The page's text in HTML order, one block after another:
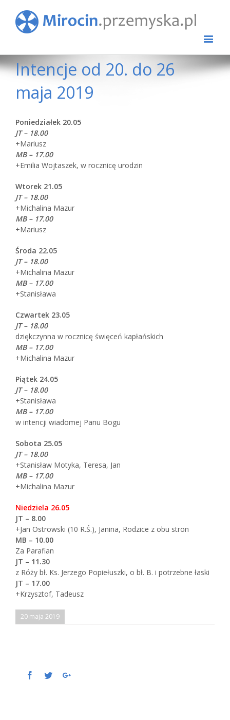
Intencje od 20. do 26
maja 2019
Poniedziałek 20.05
JT – 18.00
+Mariusz
MB – 17.00
+Emilia Wojtaszek, w rocznicę urodzin
Wtorek 21.05
JT – 18.00
+Michalina Mazur
MB – 17.00
+Mariusz
Środa 22.05
JT – 18.00
+Michalina Mazur
MB – 17.00
+Stanisława
Czwartek 23.05
JT – 18.00
dziękczynna w rocznicę święceń kapłańskich
MB – 17.00
+Michalina Mazur
Piątek 24.05
JT – 18.00
+Stanisława
MB – 17.00
w intencji wiadomej Panu Bogu
Sobota 25.05
JT – 18.00
+Stanisław Motyka, Teresa, Jan
MB – 17.00
+Michalina Mazur
Niedziela 26.05
JT – 8.00
+Jan Ostrowski (10 R.Ś.), Janina, Rodzice z obu stron
MB – 10.00
Za Parafian
JT – 11.30
z Róży bł. Ks. Jerzego Popiełuszki, o bł. B. i potrzebne łaski
JT – 17.00
+Krzysztof, Tadeusz
20 maja 2019
Facebook
TwitterGoogle+